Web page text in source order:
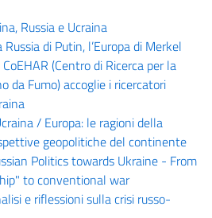
Russia e Ucraina
Russia di Putin, l’Europa di Merkel
CoEHAR (Centro di Ricerca per la
da Fumo) accoglie i ricercatori
/ Europa: le ragioni della
geopolitiche del continente
Politics towards Ukraine - From
to conventional war
e riflessioni sulla crisi russo-